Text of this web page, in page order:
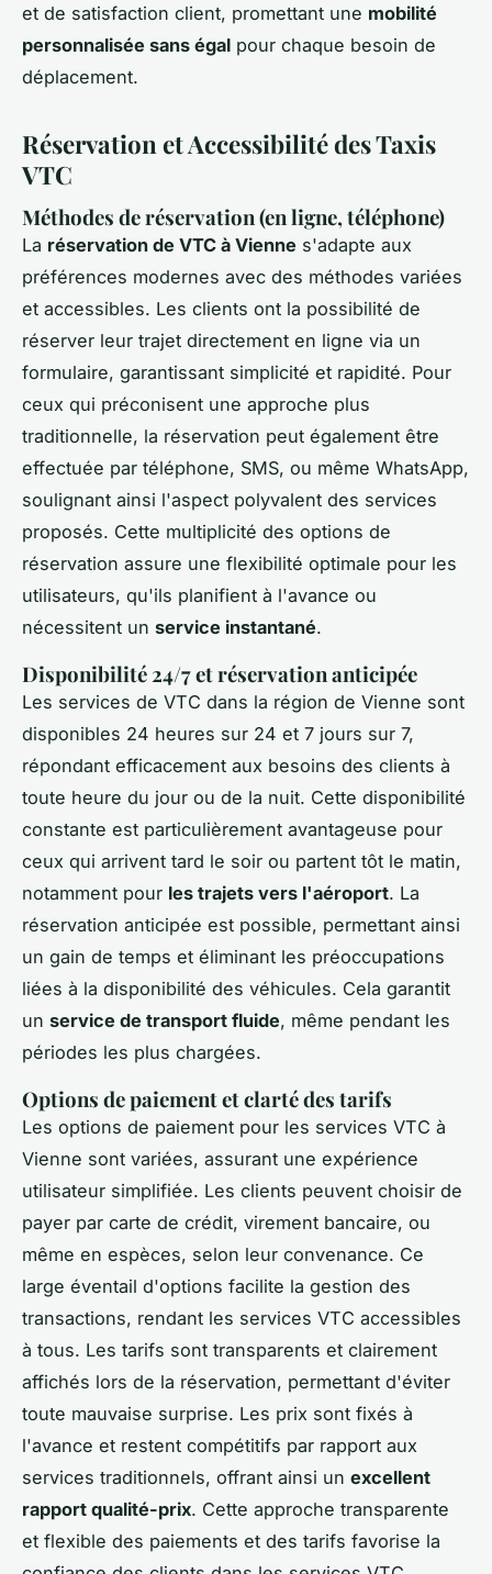
et de satisfaction client, promettant une mobilité
personnalisée sans égal pour chaque besoin de
déplacement.
Réservation et Accessibilité des Taxis
VTC
Méthodes de réservation (en ligne, téléphone)
La réservation de VTC à Vienne s'adapte aux
préférences modernes avec des méthodes variées
et accessibles. Les clients ont la possibilité de
réserver leur trajet directement en ligne via un
formulaire, garantissant simplicité et rapidité. Pour
ceux qui préconisent une approche plus
traditionnelle, la réservation peut également être
effectuée par téléphone, SMS, ou même WhatsApp,
soulignant ainsi l'aspect polyvalent des services
proposés. Cette multiplicité des options de
réservation assure une flexibilité optimale pour les
utilisateurs, qu'ils planifient à l'avance ou
nécessitent un service instantané.
Disponibilité 24/7 et réservation anticipée
Les services de VTC dans la région de Vienne sont
disponibles 24 heures sur 24 et 7 jours sur 7,
répondant efficacement aux besoins des clients à
toute heure du jour ou de la nuit. Cette disponibilité
constante est particulièrement avantageuse pour
ceux qui arrivent tard le soir ou partent tôt le matin,
notamment pour les trajets vers l'aéroport. La
réservation anticipée est possible, permettant ainsi
un gain de temps et éliminant les préoccupations
liées à la disponibilité des véhicules. Cela garantit
un service de transport fluide, même pendant les
périodes les plus chargées.
Options de paiement et clarté des tarifs
Les options de paiement pour les services VTC à
Vienne sont variées, assurant une expérience
utilisateur simplifiée. Les clients peuvent choisir de
payer par carte de crédit, virement bancaire, ou
même en espèces, selon leur convenance. Ce
large éventail d'options facilite la gestion des
transactions, rendant les services VTC accessibles
à tous. Les tarifs sont transparents et clairement
affichés lors de la réservation, permettant d'éviter
toute mauvaise surprise. Les prix sont fixés à
l'avance et restent compétitifs par rapport aux
services traditionnels, offrant ainsi un excellent
rapport qualité-prix. Cette approche transparente
et flexible des paiements et des tarifs favorise la